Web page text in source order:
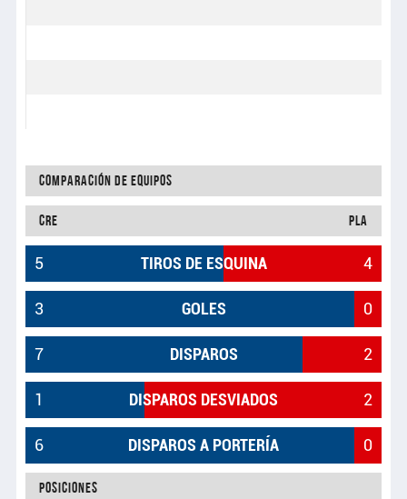
Comparación de equipos
CRE PLA
TIROS DE ESQUINA
5 4
GOLES
3 0
DISPAROS
7 2
DISPAROS DESVIADOS
1 2
DISPAROS A PORTERÍA
6 0
Posiciones